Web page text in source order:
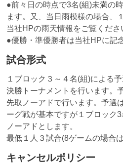
●前々日の時点で3名(組)未満の
ます。又、当日雨模様の場合、
当社HPの雨天情報をご覧くださ
●優勝・準優勝者は当社HPに記
試合形式
１ブロック３～４名(組)による
決勝トーナメントを行います。
先取ノーアドで行います。予選
ーグ戦が基本ですが１ブロック
ノーアドとします。
最低１人３試合(8ゲームの場合
キャンセルポリシー